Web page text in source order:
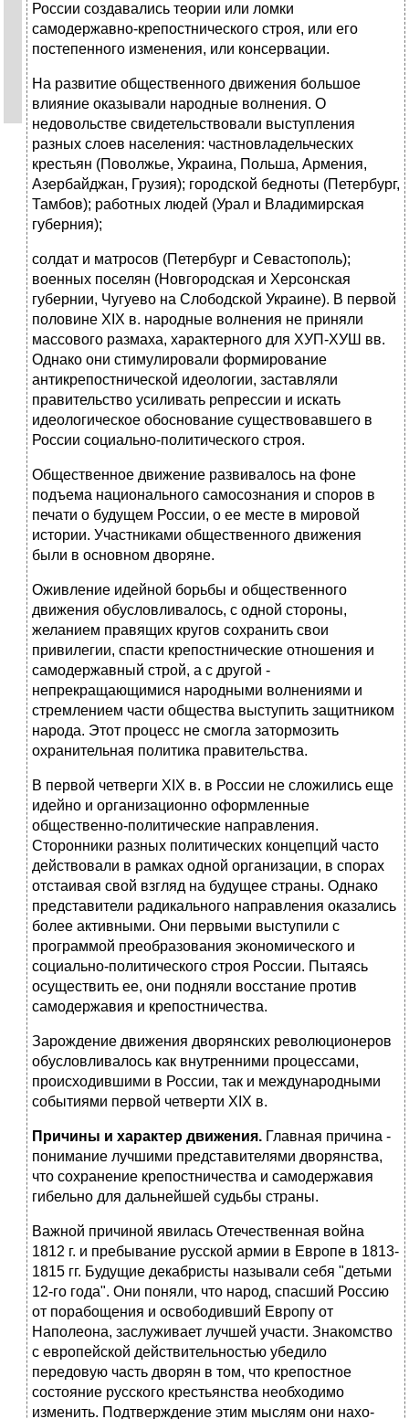
России создавались теории или ломки
самодержавно-крепостнического строя, или его
постепенного изменения, или консер­вации.
На развитие общественного движения большое
влияние оказывали народные волнения. О
недовольстве свидетельствовали выступления
разных слоев населения: частновладельческих
крестьян (Поволжье, Ук­раина, Польша, Армения,
Азербайджан, Грузия); городской бедноты (Петербург,
Тамбов); работных людей (Урал и Владимирская
губерния);
солдат и матросов (Петербург и Севастополь);
военных поселян (Новгородская и Херсонская
губернии, Чугуево на Слободской Украи­не). В первой
половине XIX в. народные волнения не приняли
массово­го размаха, характерного для ХУП-ХУШ вв.
Однако они стимулировали формирование
антикрепостнической идеологии, заставляли
правитель­ство усиливать репрессии и искать
идеологическое обоснование суще­ствовавшего в
России социально-политического строя.
Общественное движение развивалось на фоне
подъема национально­го самосознания и споров в
печати о будущем России, о ее месте в ми­ровой
истории. Участниками общественного движения
были в основном дворяне.
Оживление идейной борьбы и общественного
движения обусловли­валось, с одной стороны,
желанием правящих кругов сохранить свои
привилегии, спасти крепостнические отношения и
самодержавный строй, а с другой -
непрекращающимися народными волнениями и
стремлением части общества выступить защитником
народа. Этот про­цесс не смогла затормозить
охранительная политика правительства.
В первой четверги XIX в. в России не сложились еще
идейно и ор­ганизационно оформленные
общественно-политические направления.
Сторонники разных политических концепций часто
действовали в рам­ках одной организации, в спорах
отстаивая свой взгляд на будущее страны. Однако
представители радикального направления оказались
более активными. Они первыми выступили с
программой преобразова­ния экономического и
социально-политического строя России. Пытаясь
осуществить ее, они подняли восстание против
самодержавия и крепо­стничества.
Зарождение движения дворянских революционеров
обусловливалось как внутренними процессами,
происходившими в России, так и между­народными
событиями первой четверти XIX в.
Причины и характер движения. Главная причина -
понимание лучшими представителями дворянства,
что сохранение крепостничества и самодержавия
гибельно для дальнейшей судьбы страны.
Важной причиной явилась Отечественная война
1812 г. и пребыва­ние русской армии в Европе в 1813-
1815 гг. Будущие декабристы назы­вали себя "детьми
12-го года". Они поняли, что народ, спасший Россию
от порабощения и освободивший Европу от
Наполеона, заслуживает лучшей участи. Знакомство
с европейской действительностью убедило
передовую часть дворян в том, что крепостное
состояние русского кре­стьянства необходимо
изменить. Подтверждение этим мыслям они нахо­